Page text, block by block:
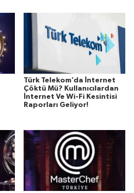
Türk Telekom’da İnternet
Çöktü Mü? Kullanıcılardan
İnternet Ve Wi-Fi Kesintisi
Raporları Geliyor!